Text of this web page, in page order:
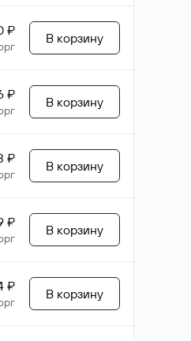
₽ В корзину
₽ В корзину
₽ В корзину
₽ В корзину
₽ В корзину